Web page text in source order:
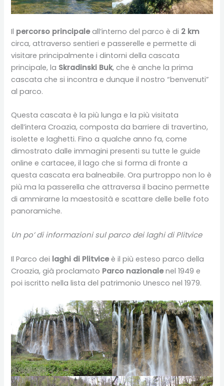
Il percorso principaleall’interno del parco è di 2 km
circa, attraverso sentieri e passerelle e permette di
visitare principalmente i dintorni della cascata
principale, la Skradinski Buk, che è anche la prima
cascata che si incontra e dunque il nostro “benvenuti”
al parco.
Questa cascata è la più lunga e la più visitata
dell’intera Croazia, composta da barriere di travertino,
isolette e laghetti. Fino a qualche anno fa, come
dimostrato dalle immagini presenti su tutte le guide
online e cartacee, il lago che si forma di fronte a
questa cascata era balneabile. Ora purtroppo non lo è
più ma la passerella che attraversa il bacino permette
di ammirarne la maestosità e scattare delle belle foto
panoramiche.
Un po’ di informazioni sul parco dei laghi di Plitvice
Il Parco dei laghi di Plitviceè il più esteso parco della
Croazia, già proclamato Parco nazionalenel 1949 e
poi iscritto nella lista del patrimonio Unesco nel 1979.